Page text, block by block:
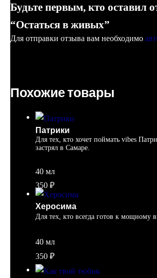
Будьте первым, кто оставил
“Остаться в живых”
Для отправки отзыва вам необходимо
Похожие товары
Патрики
Для тех, кто хочет поймать vibes
застрял в Самаре.
40 мл
350₽
Херосима
Для тех, кто всегда готов к мощному
40 мл
350₽